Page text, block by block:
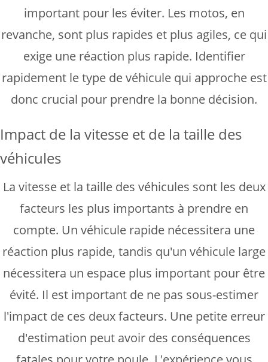
important pour les éviter. Les motos, en
revanche, sont plus rapides et plus agiles, ce qui
exige une réaction plus rapide. Identifier
rapidement le type de véhicule qui approche est
donc crucial pour prendre la bonne décision.
Impact de la vitesse et de la taille des
véhicules
La vitesse et la taille des véhicules sont les deux
facteurs les plus importants à prendre en
compte. Un véhicule rapide nécessitera une
réaction plus rapide, tandis qu'un véhicule large
nécessitera un espace plus important pour être
évité. Il est important de ne pas sous-estimer
l'impact de ces deux facteurs. Une petite erreur
d'estimation peut avoir des conséquences